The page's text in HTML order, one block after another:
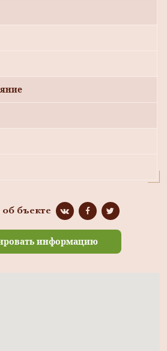
об бъекте
информацию